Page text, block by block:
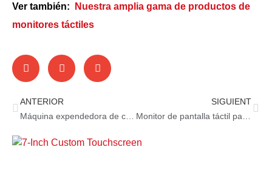
Ver también:
Nuestra amplia gama de productos de
monitores táctiles
ANTERIOR
SIGUIENT